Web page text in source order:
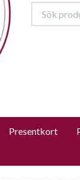
Presentkort